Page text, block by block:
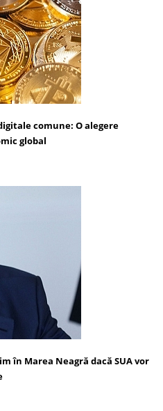
comune: O alegere
global
în Marea Neagră dacă SUA vor